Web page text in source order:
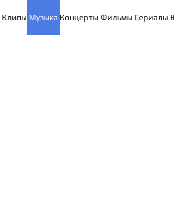
Клипы Музыка Концерты Фильмы Сериалы